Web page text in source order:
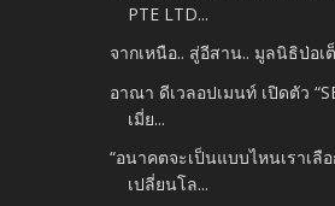
PTE LTD...
จากเหนือ.. สู่อีสาน.. มูลนิธิป่อเ
อาณา ดีเวลอปเมนท์ เปิดตัว
เมี่ย...
“อนาคตจะเป็นแบบไหนเราเลื
เปลี่ยนโล...